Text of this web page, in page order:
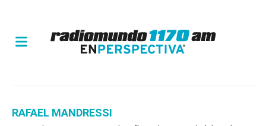
RAFAEL MANDRESSI